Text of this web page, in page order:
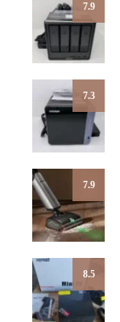
7.9
7.3
7.9
8.5